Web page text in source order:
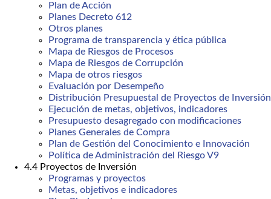
Plan de Acción
Planes Decreto 612
Otros planes
Programa de transparencia y ética pública
Mapa de Riesgos de Procesos
Mapa de Riesgos de Corrupción
Mapa de otros riesgos
Evaluación por Desempeño
Distribución Presupuestal de Proyectos de Inversión
Ejecución de metas, objetivos, indicadores
Presupuesto desagregado con modificaciones
Planes Generales de Compra
Plan de Gestión del Conocimiento e Innovación
Política de Administración del Riesgo V9
4.4 Proyectos de Inversión
Programas y proyectos
Metas, objetivos e indicadores